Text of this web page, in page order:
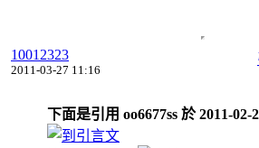
10012323
2011-03-27 11:16
下面是引用 oo6677ss 於 2011-02-